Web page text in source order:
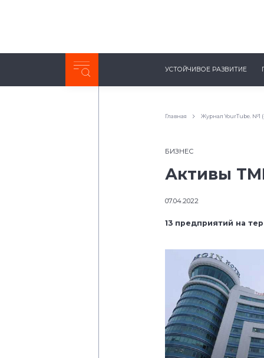
Неделя с ТМК. Выпуск №27 (225)
УСТОЙЧИВОЕ РАЗВИТИЕ
Главная Журнал YourTube. №1
БИЗНЕС
Активы
07.04.2022
13 предприятий на